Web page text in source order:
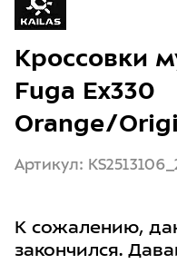
Кроссовки
Fuga Ex330
Orange/
Артикул:
К сожалению,
закончился.